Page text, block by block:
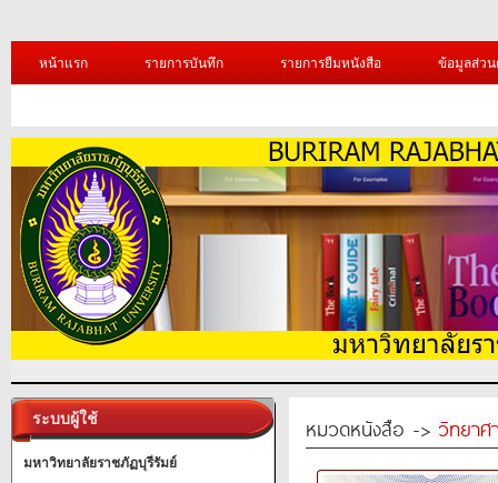
หน้าแรก รายการบันทึก รายการยืมหนังสือ ข้อมูลส่ว
ระบบผู้ใช้
มหาวิทยาลัยราชภัฏบุรีรัมย์
หมวดหนังสือ -> วิทยาศ